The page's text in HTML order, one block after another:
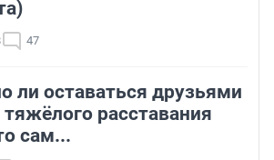
47
ли оставаться друзьями
тяжёлого расставания
сам...